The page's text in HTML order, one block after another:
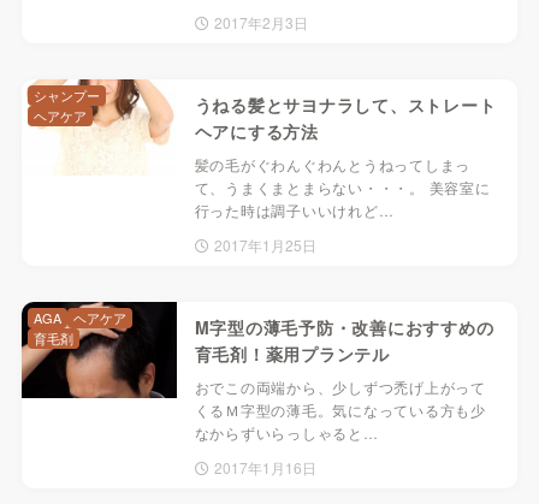
2017年2月3日
うねる髪とサヨナラして、ストレート
ヘアにする方法
髪の毛がぐわんぐわんとうねってしまっ
て、うまくまとまらない・・・。 美容室に
行った時は調子いいけれど…
2017年1月25日
シャンプー
ヘアケア
M字型の薄毛予防・改善におすすめの
育毛剤！薬用プランテル
おでこの両端から、少しずつ禿げ上がって
くるＭ字型の薄毛。気になっている方も少
なからずいらっしゃると…
2017年1月16日
AGA
ヘアケア
育毛剤